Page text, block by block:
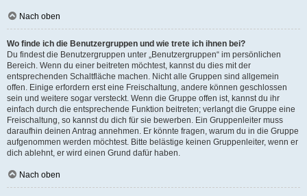
Nach oben
Wo finde ich die Benutzergruppen und wie trete ich ihnen bei?
Du findest die Benutzergruppen unter „Benutzergruppen“ im persönlichen
Bereich. Wenn du einer beitreten möchtest, kannst du dies mit der
entsprechenden Schaltfläche machen. Nicht alle Gruppen sind allgemein
offen. Einige erfordern erst eine Freischaltung, andere können geschlossen
sein und weitere sogar versteckt. Wenn die Gruppe offen ist, kannst du ihr
einfach durch die entsprechende Funktion beitreten; verlangt die Gruppe eine
Freischaltung, so kannst du dich für sie bewerben. Ein Gruppenleiter muss
daraufhin deinen Antrag annehmen. Er könnte fragen, warum du in die Gruppe
aufgenommen werden möchtest. Bitte belästige keinen Gruppenleiter, wenn er
dich ablehnt, er wird einen Grund dafür haben.
Nach oben